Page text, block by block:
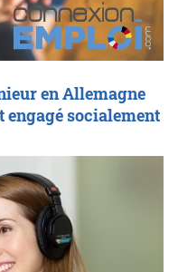
en Allemagne
engagé socialement